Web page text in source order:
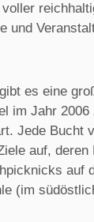
und
es eine
im Jahr
Jede Bucht
auf,
auf
(im